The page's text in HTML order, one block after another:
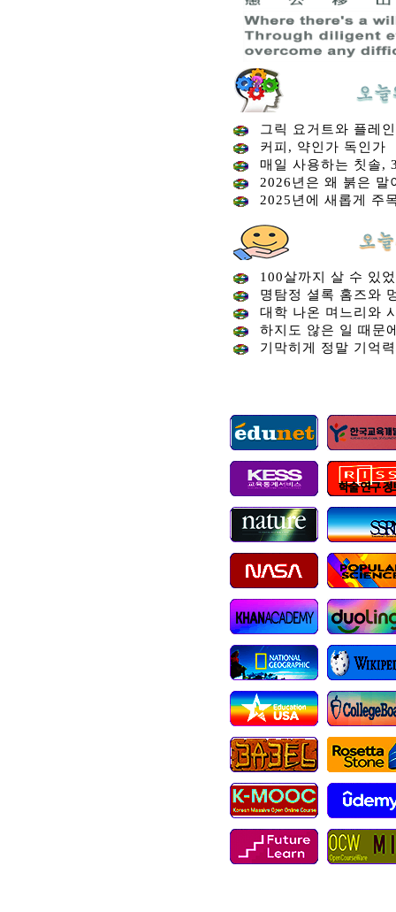
그릭 요거트와 플레
커피, 약인가 독인가
매일 사용하는 칫솔,
2026년은 왜 붉은 말
2025년에 새롭게 주
100살까지 살 수 있
명탐정 셜록 홈즈와
대학 나온 며느리와
하지도 않은 일 때문
기막히게 정말 기억